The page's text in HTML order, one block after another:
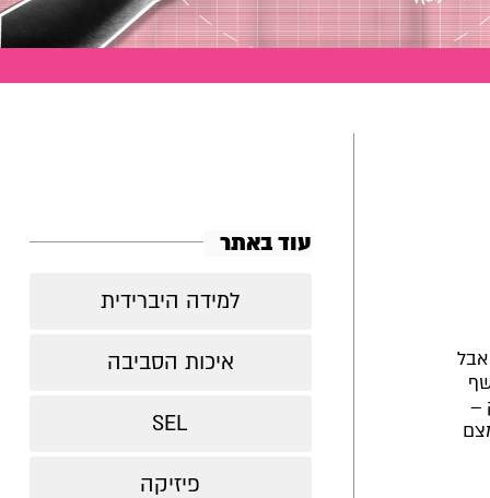
אבל
–
עוד באתר
למידה היברידית
איכות הסביבה
SEL
פיזיקה